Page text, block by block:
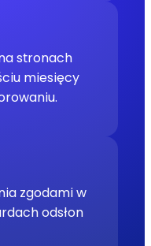
stronach
miesięcy
zgodami w
odsłon